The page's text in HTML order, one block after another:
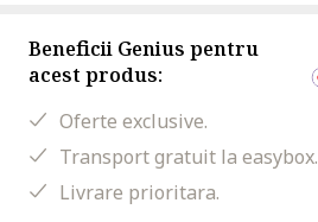
Beneficii Genius pentru
acest produs:
Oferte exclusive.
Transport gratuit la easybox.
Livrare prioritara.